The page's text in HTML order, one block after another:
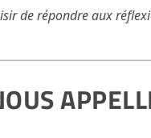
de répondre aux